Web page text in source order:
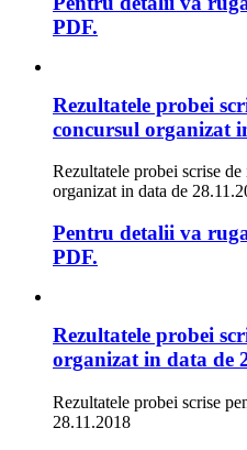
PDF.
Rezultatele probei
concursul organizat
Rezultatele probei scrise
organizat in data de
Pentru detalii va
PDF.
Rezultatele probei
organizat in data de
Rezultatele probei scrise
28.11.2018